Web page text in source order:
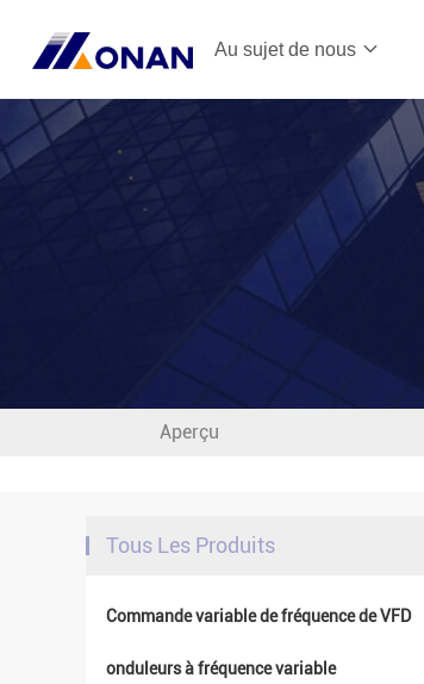
Au sujet de nous
Aperçu
Tous Les Produits
Commande variable de fréquence de VFD
onduleurs à fréquence variable